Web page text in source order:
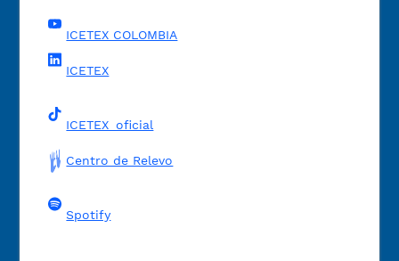
ICETEX COLOMBIA
ICETEX
ICETEX_oficial
Centro de Relevo
Spotify